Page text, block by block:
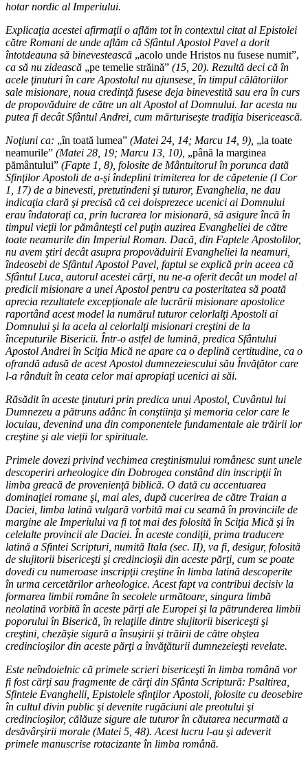
hotar nordic al Imperiului.
Explicaţia acestei afirmaţii o aflăm tot în contextul citat al Epistolei
către Romani de unde aflăm că Sfântul Apostol Pavel a dorit
întotdeauna să binevestească „acolo unde Hristos nu fusese numit”,
ca să nu zidească „pe temelie străină” (15, 20). Rezultă deci că în
acele ţinuturi în care Apostolul nu ajunsese, în timpul călătoriilor
sale misionare, noua credinţă fusese deja binevestită sau era în curs
de propovăduire de către un alt Apostol al Domnului. Iar acesta nu
putea fi decât Sfântul Andrei, cum mărturiseşte tradiţia bisericească.
Noţiuni ca: „în toată lumea” (Matei 24, 14; Marcu 14, 9), „la toate
neamurile” (Matei 28, 19; Marcu 13, 10), „până la marginea
pământului” (Fapte 1, 8), folosite de Mântuitorul în porunca dată
Sfinţilor Apostoli de a-şi îndeplini trimiterea lor de căpetenie (I Cor
1, 17) de a binevesti, pretutindeni şi tuturor, Evanghelia, ne dau
indicaţia clară şi precisă că cei doisprezece ucenici ai Domnului
erau îndatoraţi ca, prin lucrarea lor misionară, să asigure încă în
timpul vieţii lor pământeşti cel puţin auzirea Evangheliei de către
toate neamurile din Imperiul Roman. Dacă, din Faptele Apostolilor,
nu avem ştiri decât asupra propovăduirii Evangheliei la neamuri,
îndeosebi de Sfântul Apostol Pavel, faptul se explică prin aceea că
Sfântul Luca, autorul acestei cărţi, nu ne-a oferit decât un model al
predicii misionare a unei Apostol pentru ca posteritatea să poată
aprecia rezultatele excepţionale ale lucrării misionare apostolice
raportând acest model la numărul tuturor celorlalţi Apostoli ai
Domnului şi la acela al celorlalţi misionari creştini de la
începuturile Bisericii. Într-o astfel de lumină, predica Sfântului
Apostol Andrei în Sciţia Mică ne apare ca o deplină certitudine, ca o
ofrandă adusă de acest Apostol dumnezeiescului său Învăţător care
l-a rânduit în ceata celor mai apropiaţi ucenici ai săi.
Răsădit în aceste ţinuturi prin predica unui Apostol, Cuvântul lui
Dumnezeu a pătruns adânc în conştiinţa şi memoria celor care le
locuiau, devenind una din componentele fundamentale ale trăirii lor
creştine şi ale vieţii lor spirituale.
Primele dovezi privind vechimea creştinismului românesc sunt unele
descoperiri arheologice din Dobrogea constând din inscripţii în
limba greacă de provenienţă biblică. O dată cu accentuarea
dominaţiei romane şi, mai ales, după cucerirea de către Traian a
Daciei, limba latină vulgară vorbită mai cu seamă în provinciile de
margine ale Imperiului va fi tot mai des folosită în Sciţia Mică şi în
celelalte provincii ale Daciei. În aceste condiţii, prima traducere
latină a Sfintei Scripturi, numită Itala (sec. II), va fi, desigur, folosită
de slujitorii bisericeşti şi credincioşii din aceste părţi, cum se poate
dovedi cu numeroase inscripţii creştine în limba latină descoperite
în urma cercetărilor arheologice. Acest fapt va contribui decisiv la
formarea limbii române în secolele următoare, singura limbă
neolatină vorbită în aceste părţi ale Europei şi la pătrunderea limbii
poporului în Biserică, în relaţiile dintre slujitorii bisericeşti şi
creştini, chezăşie sigură a însuşirii şi trăirii de către obştea
credincioşilor din aceste părţi a învăţăturii dumnezeieşti revelate.
Este neîndoielnic că primele scrieri bisericeşti în limba română vor
fi fost cărţi sau fragmente de cărţi din Sfânta Scriptură: Psaltirea,
Sfintele Evanghelii, Epistolele sfinţilor Apostoli, folosite cu deosebire
în cultul divin public şi devenite rugăciuni ale preotului şi
credincioşilor, călăuze sigure ale tuturor în căutarea necurmată a
desăvârşirii morale (Matei 5, 48). Acest lucru l-au şi adeverit
primele manuscrise rotacizante în limba română.